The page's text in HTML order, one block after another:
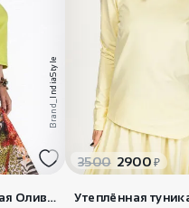
Brand_
IndiaStyle
Майка однотонная Оливка
3500 2900 ₽